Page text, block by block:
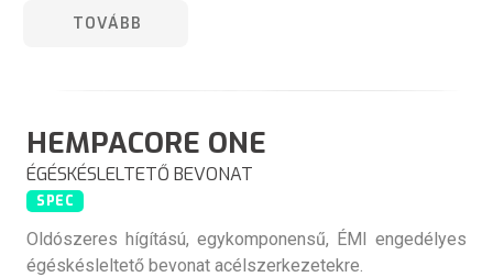
TOVÁBB
HEMPACORE ONE
ÉGÉSKÉSLELTETŐ BEVONAT
SPEC
Oldószeres hígítású, egykomponensű, ÉMI engedélyes
égéskésleltető bevonat acélszerkezetekre.